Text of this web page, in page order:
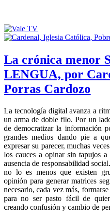
La crónica menor
LENGUA, por
Porras Cardozo
La tecnología digital avanza a
un arma de doble filo. Por un
de democratizar la información
grandes medios dando pie a
expresar su parecer, muchas
los cauces a opinar sin tapujos
ausencia de responsabilidad
no lo es menos que existen
opinión para generar matrices
necesario, cada vez más,
para no ser pasto fácil de
creando confusión y cambio de